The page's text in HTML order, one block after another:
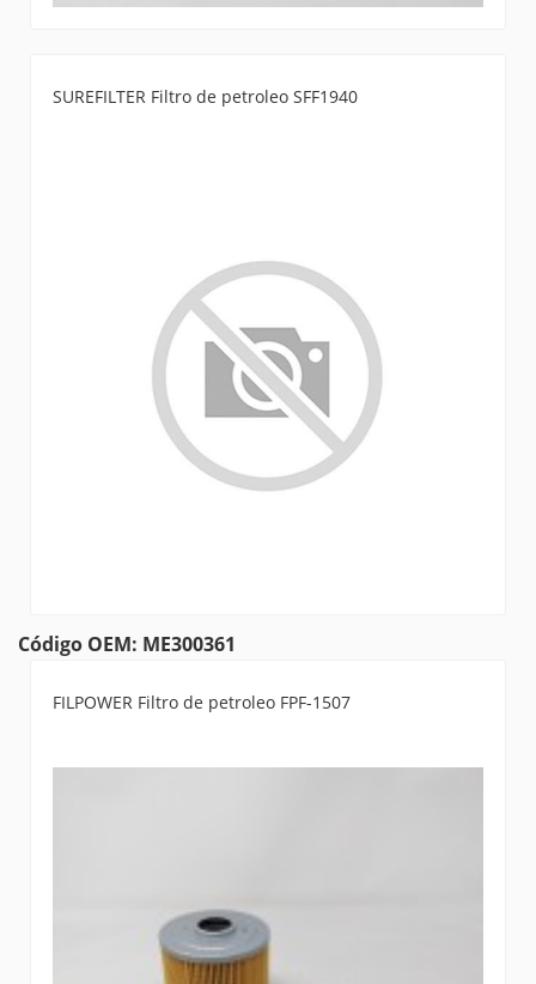
SUREFILTER Filtro de petroleo SFF1940
Código OEM: ME300361
FILPOWER Filtro de petroleo FPF-1507